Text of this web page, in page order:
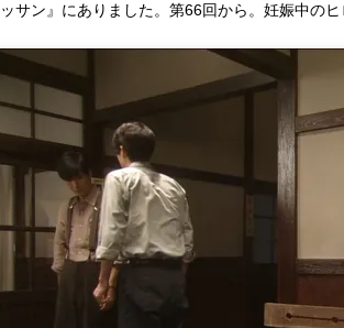
サン』にありました。第66回から。妊娠中の